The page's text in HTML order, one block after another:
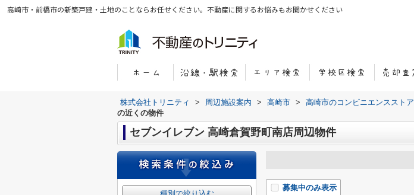
高崎市・前橋市の新築戸建・土地のことならお任せください。不動産に関するお悩みもお聞かせください
株式会社トリニティ > 周辺施設案内 > 高崎市 > 高崎市のコンビニエンスストア
の近くの物件
セブンイレブン 高崎倉賀野町南店周辺物件
募集中のみ表示